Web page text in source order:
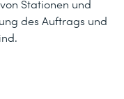
Stationen und
des Auftrags und